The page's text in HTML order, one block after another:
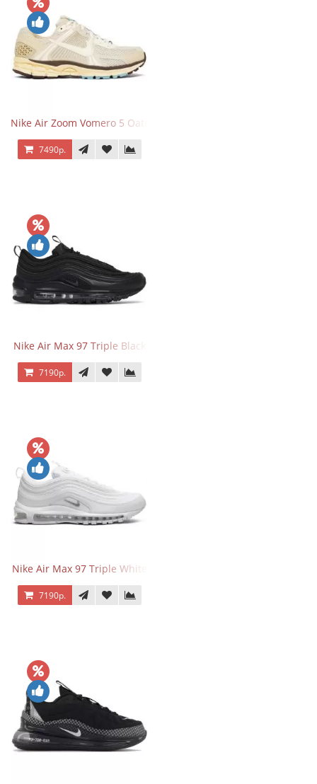
Nike Air Zoom Vomero 5 Oatmeal
7490р.
Nike Air Max 97 Triple Black
7190р.
Nike Air Max 97 Triple White
7190р.